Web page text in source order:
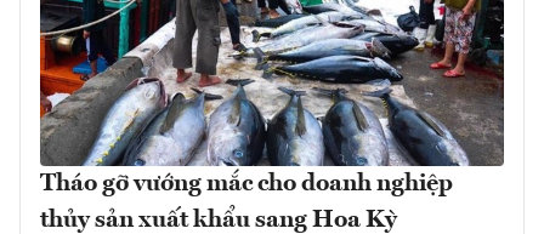
Tháo gỡ vướng mắc cho doanh nghiệp
thủy sản xuất khẩu sang Hoa Kỳ